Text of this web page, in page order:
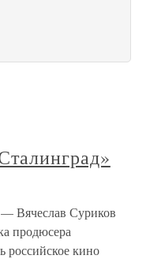
Вячеслав Суриков
продюсера
российское кино